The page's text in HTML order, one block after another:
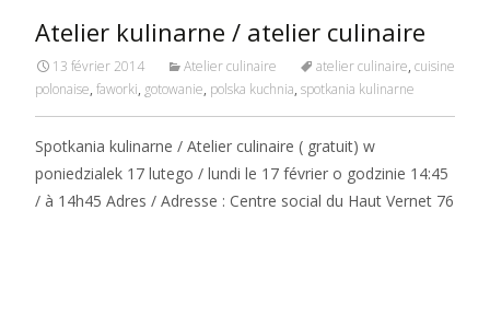
Atelier kulinarne / atelier culinaire
13 février 2014 Atelier culinaire atelier culinaire, cuisine
polonaise, faworki, gotowanie, polska kuchnia, spotkania kulinarne
Spotkania kulinarne / Atelier culinaire ( gratuit) w
poniedzialek 17 lutego / lundi le 17 février o godzinie 14:45
/ à 14h45 Adres / Adresse : Centre social du Haut Vernet 76